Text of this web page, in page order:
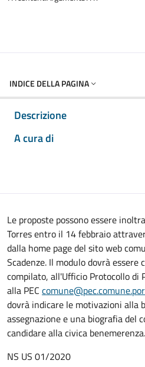
INDICE DELLA PAGINA
Descrizione
A cura di
Le proposte possono essere
Torres entro il 14 febbraio
dalla home page del sito web
Scadenze. Il modulo dovrà
compilato, all'Ufficio Protocollo di
alla PEC
dovrà indicare le motivazioni alla
assegnazione e una biografia del
candidare alla civica benemerenza.
NS US 01/2020